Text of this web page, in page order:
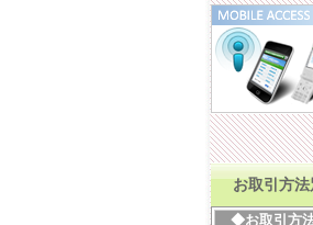
お取引方
◆お取引方